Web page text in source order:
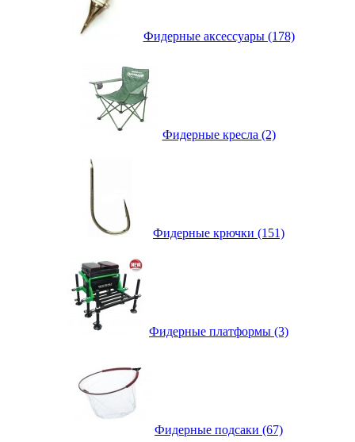
Фидерные аксессуары (178)
Фидерные кресла (2)
Фидерные крючки (151)
Фидерные платформы (3)
Фидерные подсаки (67)